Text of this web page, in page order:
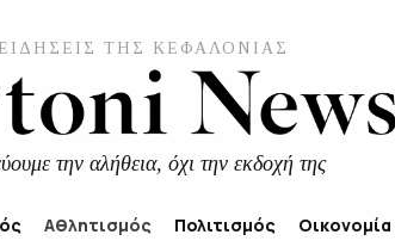
ΤΗΣ ΚΕΦΑΛΟΝΙΑΣ
την αλήθεια, όχι την εκδοχή της
Αθλητισμός Πολιτισμός Οικονομία